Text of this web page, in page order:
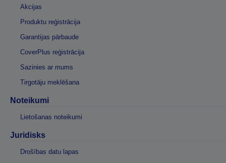
Akcijas
Produktu reģistrācija
Garantijas pārbaude
CoverPlus reģistrācija
Sazinies ar mums
Tirgotāju meklēšana
Noteikumi
Lietošanas noteikumi
Juridisks
Drošības datu lapas